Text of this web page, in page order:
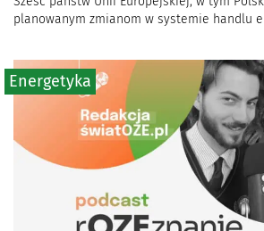
planowanym zmianom w systemie handlu
Energetyka